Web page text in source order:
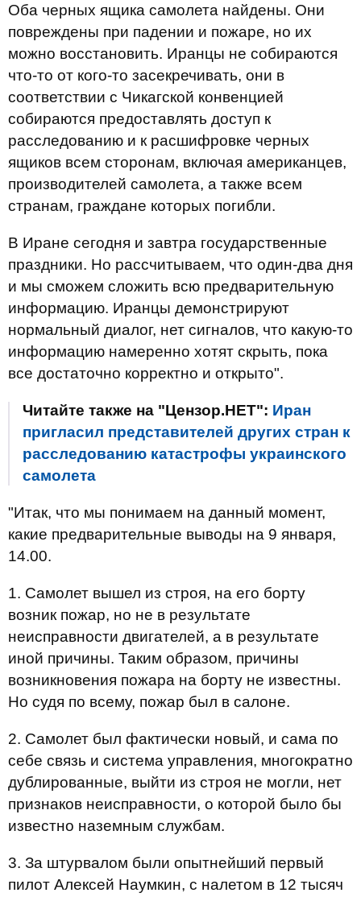
Оба черных ящика самолета найдены. Они
повреждены при падении и пожаре, но их
можно восстановить. Иранцы не собираются
что-то от кого-то засекречивать, они в
соответствии с Чикагской конвенцией
собираются предоставлять доступ к
расследованию и к расшифровке черных
ящиков всем сторонам, включая американцев,
производителей самолета, а также всем
странам, граждане которых погибли.
В Иране сегодня и завтра государственные
праздники. Но рассчитываем, что один-два дня
и мы сможем сложить всю предварительную
информацию. Иранцы демонстрируют
нормальный диалог, нет сигналов, что какую-то
информацию намеренно хотят скрыть, пока
все достаточно корректно и открыто".
Читайте также на "Цензор.НЕТ": Иран
пригласил представителей других стран к
расследованию катастрофы украинского
самолета
"Итак, что мы понимаем на данный момент,
какие предварительные выводы на 9 января,
14.00.
1. Самолет вышел из строя, на его борту
возник пожар, но не в результате
неисправности двигателей, а в результате
иной причины. Таким образом, причины
возникновения пожара на борту не известны.
Но судя по всему, пожар был в салоне.
2. Самолет был фактически новый, и сама по
себе связь и система управления, многократно
дублированные, выйти из строя не могли, нет
признаков неисправности, о которой было бы
известно наземным службам.
3. За штурвалом были опытнейший первый
пилот Алексей Наумкин, с налетом в 12 тысяч